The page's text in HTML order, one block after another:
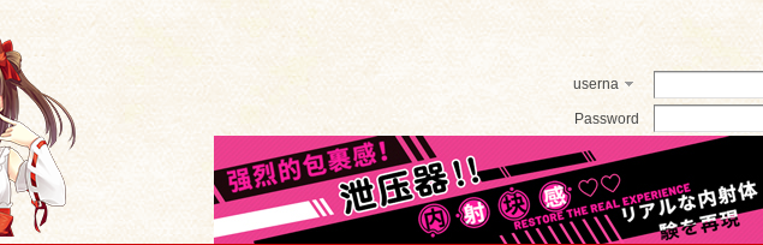
userna
Password